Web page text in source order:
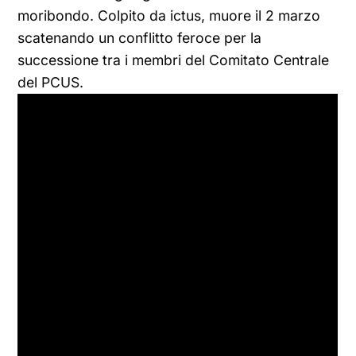
moribondo. Colpito da ictus, muore il 2 marzo
scatenando un conflitto feroce per la
successione tra i membri del Comitato Centrale
del PCUS.